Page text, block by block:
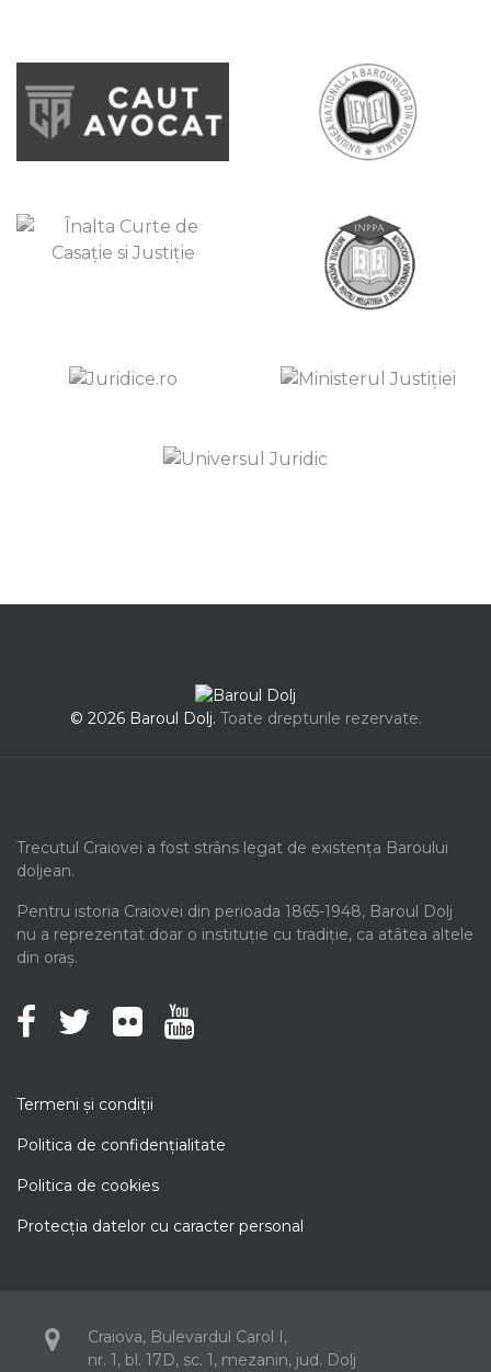
© 2026 Baroul Dolj. Toate drepturile rezervate.
Trecutul Craiovei a fost strâns legat de existența Baroului
doljean.
Pentru istoria Craiovei din perioada 1865-1948, Baroul Dolj
nu a reprezentat doar o instituție cu tradiție, ca atâtea altele
din oraș.
Termeni şi condiţii
Politica de confidenţialitate
Politica de cookies
Protecţia datelor cu caracter personal
Craiova, Bulevardul Carol I,
nr. 1, bl. 17D, sc. 1, mezanin, jud. Dolj